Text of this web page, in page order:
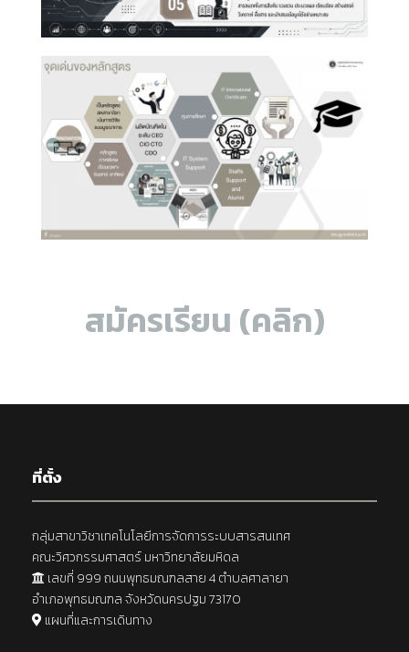
สมัครเรียน (คลิก)
ที่ตั้ง
กลุ่มสาขาวิชาเทคโนโลยีการจัดการระบบสารสนเทศ
คณะวิศวกรรมศาสตร์ มหาวิทยาลัยมหิดล
เลขที่ 999 ถนนพุทธมณฑลสาย 4 ตำบลศาลายา
อำเภอพุทธมณฑล จังหวัดนครปฐม 73170
แผนที่และการเดินทาง